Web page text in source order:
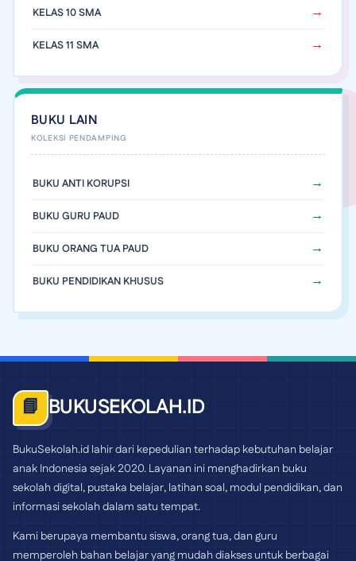
KELAS 10 SMA
KELAS 11 SMA
BUKU LAIN
BUKU ANTI KORUPSI
BUKU GURU PAUD
BUKU ORANG TUA PAUD
BUKU PENDIDIKAN KHUSUS
📘 BUKUSEKOLAH.ID
BukuSekolah.id lahir dari kepedulian terhadap kebutuhan belajar
anak Indonesia sejak 2020. Layanan ini menghadirkan buku
sekolah digital, pustaka belajar, latihan soal, modul pendidikan, dan
informasi sekolah dalam satu tempat.
Kami berupaya membantu siswa, orang tua, dan guru
memperoleh bahan belajar yang mudah diakses untuk berbagai